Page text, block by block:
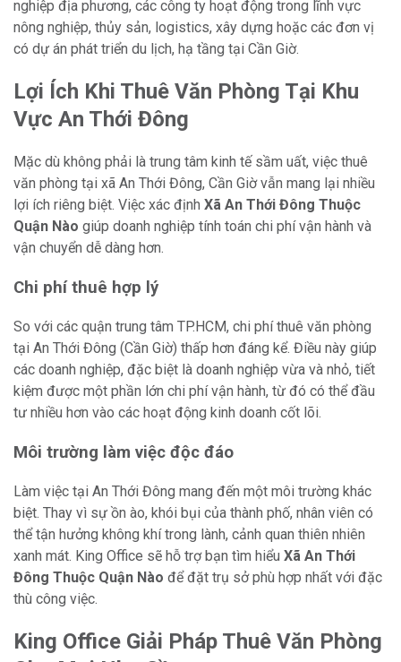
nghiệp địa phương, các công ty hoạt động trong lĩnh vực
nông nghiệp, thủy sản, logistics, xây dựng hoặc các đơn vị
có dự án phát triển du lịch, hạ tầng tại Cần Giờ.
Lợi Ích Khi Thuê Văn Phòng Tại Khu
Vực An Thới Đông
Mặc dù không phải là trung tâm kinh tế sầm uất, việc thuê
văn phòng tại xã An Thới Đông, Cần Giờ vẫn mang lại nhiều
lợi ích riêng biệt. Việc xác định Xã An Thới Đông Thuộc
Quận Nào giúp doanh nghiệp tính toán chi phí vận hành và
vận chuyển dễ dàng hơn.
Chi phí thuê hợp lý
So với các quận trung tâm TP.HCM, chi phí thuê văn phòng
tại An Thới Đông (Cần Giờ) thấp hơn đáng kể. Điều này giúp
các doanh nghiệp, đặc biệt là doanh nghiệp vừa và nhỏ, tiết
kiệm được một phần lớn chi phí vận hành, từ đó có thể đầu
tư nhiều hơn vào các hoạt động kinh doanh cốt lõi.
Môi trường làm việc độc đáo
Làm việc tại An Thới Đông mang đến một môi trường khác
biệt. Thay vì sự ồn ào, khói bụi của thành phố, nhân viên có
thể tận hưởng không khí trong lành, cảnh quan thiên nhiên
xanh mát. King Office sẽ hỗ trợ bạn tìm hiểu Xã An Thới
Đông Thuộc Quận Nào để đặt trụ sở phù hợp nhất với đặc
thù công việc.
King Office Giải Pháp Thuê Văn Phòng